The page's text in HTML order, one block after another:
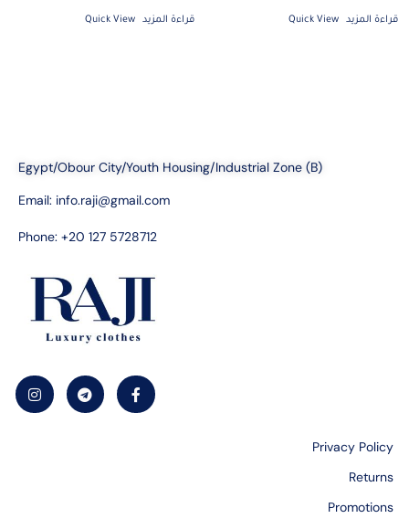
قراءة المزيد Quick View قراءة المزيد Quick View
Egypt/Obour City/Youth Housing/Industrial Zone (B)
Email: info.raji@gmail.com
Phone: +20 127 5728712
Privacy Policy
Returns
Promotions